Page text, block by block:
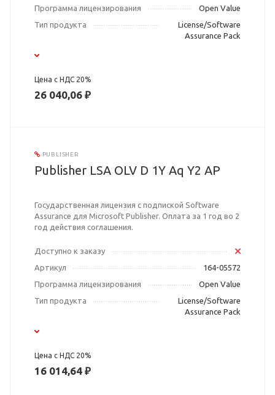
Программа лицензирования
Open Value
Тип продукта
License/Software
Assurance Pack
Цена с НДС 20%
26 040,06 ₽
PUBLISHER
Publisher LSA OLV D 1Y Aq Y2 AP
Государственная лицензия с подпиской Software
Assurance для Microsoft Publisher. Оплата за 1 год во 2
год действия соглашения.
Доступно к заказу
Артикул
164-05572
Программа лицензирования
Open Value
Тип продукта
License/Software
Assurance Pack
Цена с НДС 20%
16 014,64 ₽